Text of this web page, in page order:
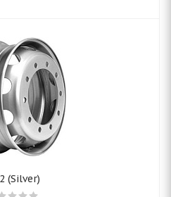
(Silver)